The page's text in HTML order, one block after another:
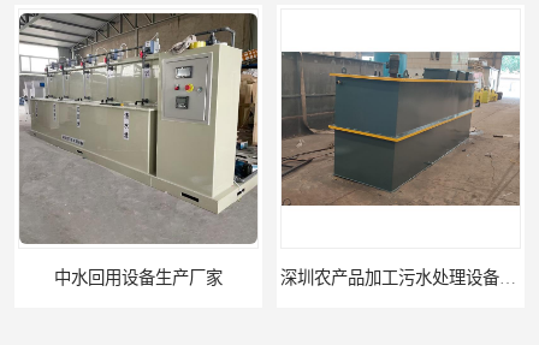
中水回用设备生产厂家 深圳农产品加工污水处理设备厂家